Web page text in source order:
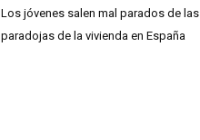
Los jóvenes salen mal parados de las
paradojas de la vivienda en España